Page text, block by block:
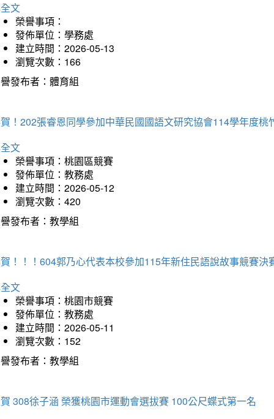
文
榮譽事項：
發佈單位：學務處
建立時間：2026-05-13
瀏覽次數：166
發布者：體育組
！202張睿恩同學參加中華民國國語文研究協會114學年度
文
榮譽事項：桃園區競賽
發佈單位：教務處
建立時間：2026-05-12
瀏覽次數：420
發布者：教學組
！！！604郭乃心代表本校參加115年新住民語說故事競賽決
文
榮譽事項：桃園市競賽
發佈單位：教務處
建立時間：2026-05-11
瀏覽次數：152
發布者：教學組
308徐子涵 榮獲桃園市運動會選拔賽 100公尺蝶式第一名